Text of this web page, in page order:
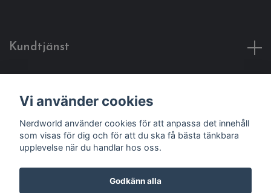
Kundtjänst
Sociala medier
Vi använder cookies
Nerdworld använder cookies för att anpassa det innehåll
som visas för dig och för att du ska få bästa tänkbara
upplevelse när du handlar hos oss.
Godkänn alla